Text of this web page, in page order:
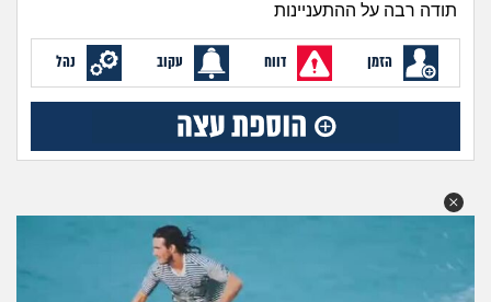
עבודה וקריירה
חברים ואנשים
בית, שכנים ושותפים
שומרים על הגוף
תודה רבה על ההתעניינות
הזמן דווח עקוב נהל